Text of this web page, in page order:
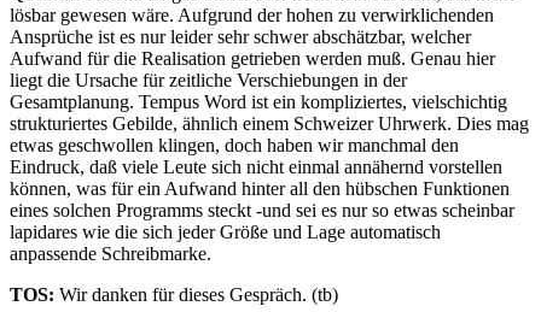
lösbar gewesen wäre. Aufgrund der hohen zu verwirklichenden
Ansprüche ist es nur leider sehr schwer abschätzbar, welcher
Aufwand für die Realisation getrieben werden muß. Genau hier
liegt die Ursache für zeitliche Verschiebungen in der
Gesamtplanung. Tempus Word ist ein kompliziertes, vielschichtig
strukturiertes Gebilde, ähnlich einem Schweizer Uhrwerk. Dies mag
etwas geschwollen klingen, doch haben wir manchmal den
Eindruck, daß viele Leute sich nicht einmal annähernd vorstellen
können, was für ein Aufwand hinter all den hübschen Funktionen
eines solchen Programms steckt -und sei es nur so etwas scheinbar
lapidares wie die sich jeder Größe und Lage automatisch
anpassende Schreibmarke.
TOS: Wir danken für dieses Gespräch. (tb)